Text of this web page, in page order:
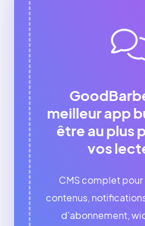
meilleur app
être au plus
vos
CMS complet
contenus,
d'abonnement,